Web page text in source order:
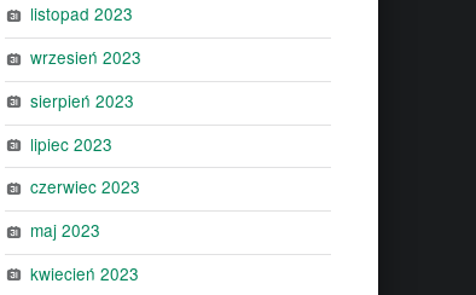
listopad 2023
wrzesień 2023
sierpień 2023
lipiec 2023
czerwiec 2023
maj 2023
kwiecień 2023